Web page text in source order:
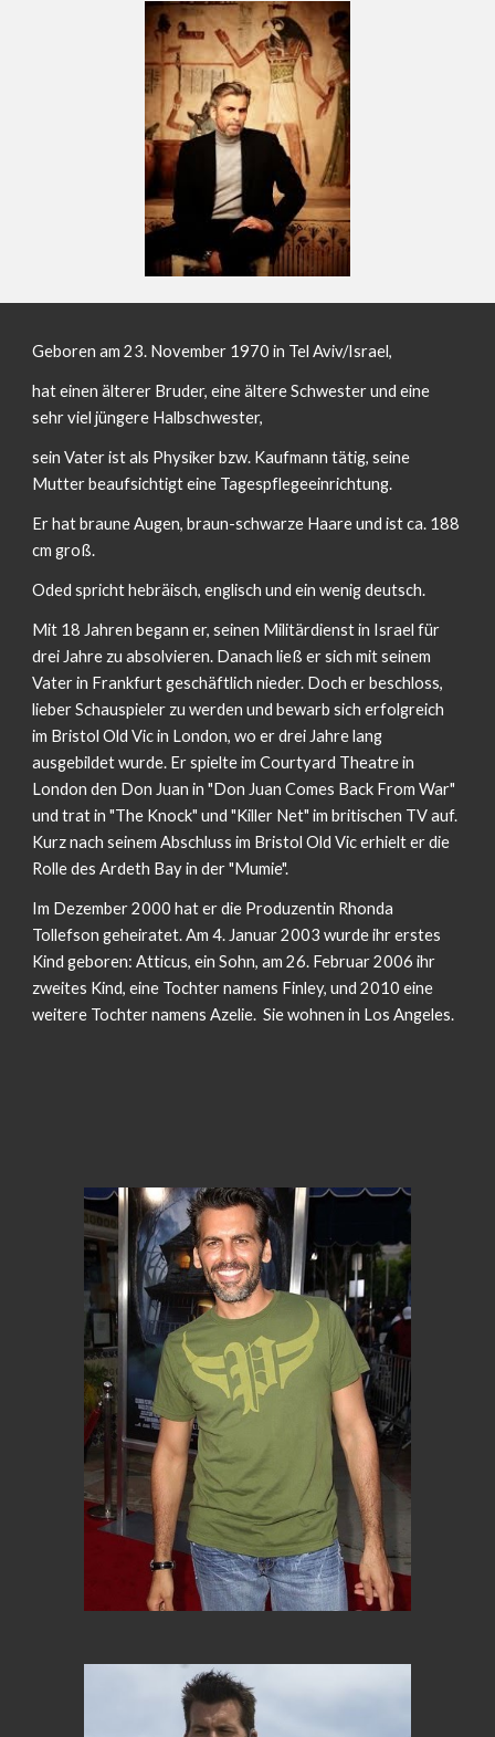
Geboren am 23. November 1970 in Tel Aviv/Israel,
hat einen älterer Bruder, eine ältere Schwester und eine
sehr viel jüngere Halbschwester,
sein Vater ist als Physiker bzw. Kaufmann tätig, seine
Mutter beaufsichtigt eine Tagespflegeeinrichtung.
Er hat braune Augen, braun-schwarze Haare und ist ca. 188
cm groß.
Oded spricht hebräisch, englisch und ein wenig deutsch.
Mit 18 Jahren begann er, seinen Militärdienst in Israel für
drei Jahre zu absolvieren. Danach ließ er sich mit seinem
Vater in Frankfurt geschäftlich nieder. Doch er beschloss,
lieber Schauspieler zu werden und bewarb sich erfolgreich
im Bristol Old Vic in London, wo er drei Jahre lang
ausgebildet wurde. Er spielte im Courtyard Theatre in
London den Don Juan in "Don Juan Comes Back From War"
und trat in "The Knock" und "Killer Net" im britischen TV auf.
Kurz nach seinem Abschluss im Bristol Old Vic erhielt er die
Rolle des Ardeth Bay in der "Mumie".
Im Dezember 2000 hat er die Produzentin Rhonda
Tollefson geheiratet. Am 4. Januar 2003 wurde ihr erstes
Kind geboren: Atticus, ein Sohn, am 26. Februar 2006 ihr
zweites Kind, eine Tochter namens Finley, und 2010 eine
weitere Tochter namens Azelie.  Sie wohnen in Los Angeles.